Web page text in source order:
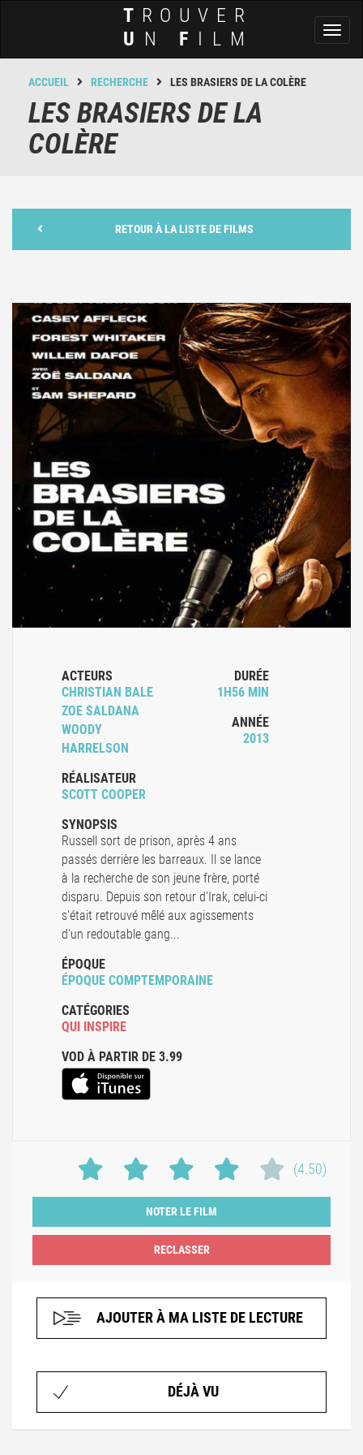
T ROUVER
U N F ILM
ACCUEIL RECHERCHE LES BRASIERS DE LA COLÈRE
LES BRASIERS DE LA
COLÈRE
RETOUR À LA LISTE DE FILMS
ACTEURS
CHRISTIAN BALE
ZOE SALDANA
WOODY
HARRELSON
RÉALISATEUR
SCOTT COOPER
DURÉE
1H56 MIN
ANNÉE
2013
SYNOPSIS
Russell sort de prison, après 4 ans
passés derrière les barreaux. Il se lance
à la recherche de son jeune frère, porté
disparu. Depuis son retour d'Irak, celui-ci
s'était retrouvé mêlé aux agissements
d'un redoutable gang...
ÉPOQUE
ÉPOQUE COMPTEMPORAINE
CATÉGORIES
QUI INSPIRE
VOD À PARTIR DE 3.99
(4.50)
NOTER LE FILM
AJOUTER À MA LISTE DE LECTURE
DÉJÀ VU